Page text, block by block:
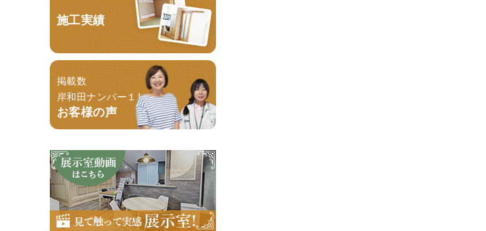
施工実績
掲載数
岸和田ナンバー１！
お客様の声